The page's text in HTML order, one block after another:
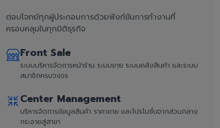
ตอบโจทย์ทุกผู้ประกอบการด้วยฟังก์ชันการทำงานที่
ครอบคลุมในทุกมิติธุรกิจ
Front Sale
ระบบบริหารจัดการหน้าร้าน ระบบขาย ระบบคลังสินค้า และระบบ
สมาชิกครบวงจร
Center Management
บริหารจัดการข้อมูลสินค้า ราคาขาย และโปรโมชั่นจากส่วนกลาง
กระจายสู่สาขา